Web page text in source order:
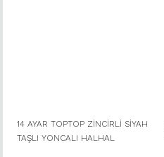
14 AYAR TOPTOP ZİNCİRLİ SİYAH
TAŞLI YONCALI HALHAL